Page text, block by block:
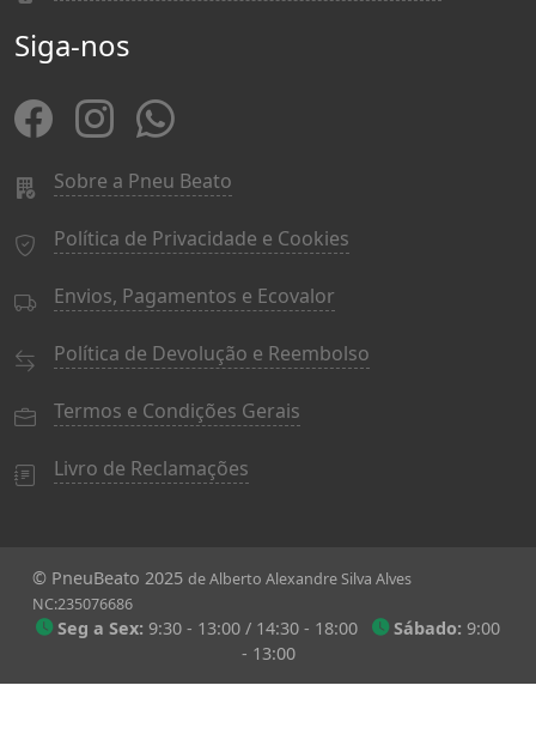
Siga-nos
Sobre a Pneu Beato
Política de Privacidade e Cookies
Envios, Pagamentos e Ecovalor
Política de Devolução e Reembolso
Termos e Condições Gerais
Livro de Reclamações
© PneuBeato 2025 de Alberto Alexandre Silva Alves
NC:235076686
Seg a Sex: 9:30 - 13:00 / 14:30 - 18:00 Sábado: 9:00
- 13:00